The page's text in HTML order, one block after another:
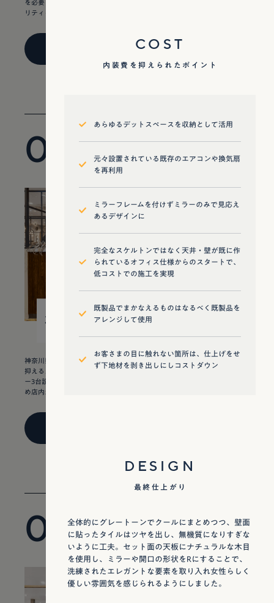
を必要とする物件。多店舗出店のため、内装に掛ける費用は下げつつクオ
リティを担保することが求められました。
04 99㎡ / 30t
30
神奈川県某所のロードサイドの物件です。 45坪ある物件ですが、内装費を
抑えるため30坪に縮小して計画する必要があり、セット面14席、シャンプ
ー3台設置することがお客さまのご要望でした。また、ロードサイド店のた
め店内が外から全て見渡せるレイアウトが求められていました。
05 89㎡ / 27t
COST
内装費を抑えられたポイント
あらゆるデットスペースを収納として活用
元々設置されている既存のエアコンや換気扇
を再利用
ミラーフレームを付けずミラーのみで見応え
あるデザインに
完全なスケルトンではなく天井・壁が既に作
られているオフィス仕様からのスタートで、
低コストでの施工を実現
既製品でまかなえるものはなるべく既製品を
アレンジして使用
お客さまの目に触れない箇所は、仕上げをせ
ず下地材を剥き出しにしコストダウン
DESIGN
最終仕上がり
全体的にグレートーンでクールにまとめつつ、壁面
に貼ったタイルはツヤを出し、無機質になりすぎな
いように工夫。セット面の天板にナチュラルな木目
を使用し、ミラーや開口の形状をRにすることで、
洗練されたエレガントな要素を取り入れ女性らしく
優しい雰囲気を感じられるようにしました。